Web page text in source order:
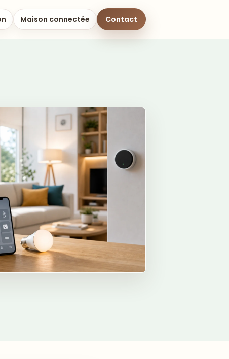
Maison connectée Contact